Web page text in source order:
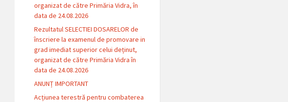
organizat de către Primăria Vidra, în
data de 24.08.2026
Rezultatul SELECTIEI DOSARELOR de
înscriere la examenul de promovare in
grad imediat superior celui deținut,
organizat de către Primăria Vidra în
data de 24.08.2026
ANUNȚ IMPORTANT
Acțiunea terestră pentru combaterea